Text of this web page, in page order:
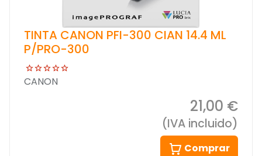
TINTA CANON PFI-300 CIAN 14.4 ML
P/PRO-300
CANON
21,00 €
(IVA incluido)
Comprar